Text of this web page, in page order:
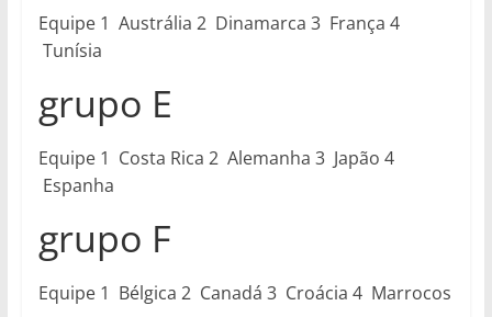
Equipe 1 Austrália 2 Dinamarca 3 França 4
Tunísia
grupo E
Equipe 1 Costa Rica 2 Alemanha 3 Japão 4
Espanha
grupo F
Equipe 1 Bélgica 2 Canadá 3 Croácia 4 Marrocos